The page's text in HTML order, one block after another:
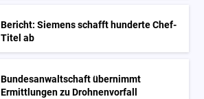
Bericht: Siemens schafft hunderte Chef-
Titel ab
Bundesanwaltschaft übernimmt
Ermittlungen zu Drohnenvorfall